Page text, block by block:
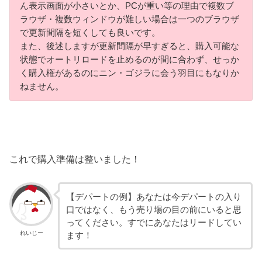
ん表示画面が小さいとか、PCが重い等の理由で複数ブ
ラウザ・複数ウィンドウが難しい場合は一つのブラウザ
で更新間隔を短くしても良いです。
また、後述しますが更新間隔が早すぎると、購入可能な
状態でオートリロードを止めるのが間に合わず、せっか
く購入権があるのにニン・ゴジラに会う羽目にもなりか
ねません。
これで購入準備は整いました！
れいじー
【デパートの例】あなたは今デパートの入り
口ではなく、もう売り場の目の前にいると思
ってください。すでにあなたはリードしてい
ます！